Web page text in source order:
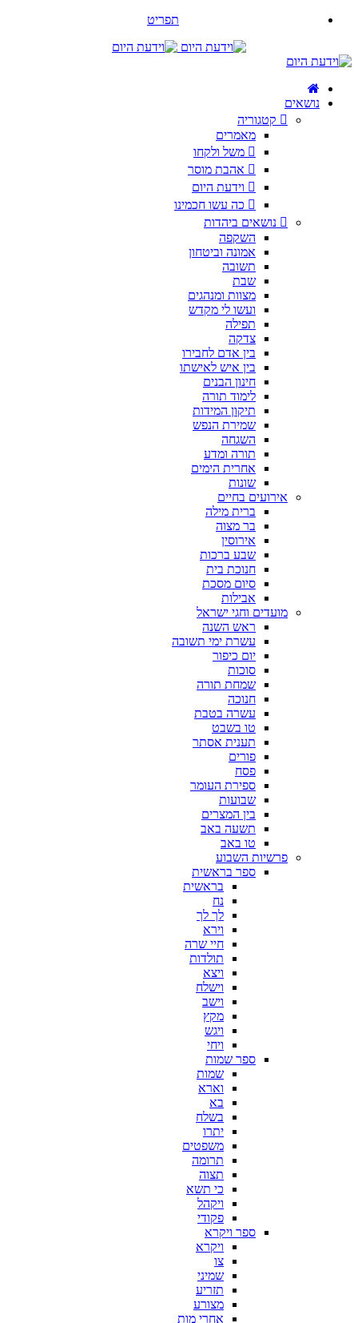
תפריט
נושאים
קטגוריה
מאמרים
משל ולקחו
אהבת מוסר
וידעת היום
כה עשו חכמינו
נושאים ביהדות
השקפה
אמונה וביטחון
תשובה
שבת
מצוות ומנהגים
ועשו לי מקדש
תפילה
צדקה
בין אדם לחבירו
בין איש לאישתו
חינון הבנים
לימוד תורה
תיקון המידות
שמירת הנפש
השגחה
תורה ומדע
אחרית הימים
שונות
אירועים בחיים
ברית מילה
בר מצוה
אירוסין
שבע ברכות
חנוכת בית
סיום מסכת
אבילות
מועדים וחגי ישראל
ראש השנה
עשרת ימי תשובה
יום כיפור
סוכות
שמחת תורה
חנוכה
עשרה בטבת
טו בשבט
תענית אסתר
פורים
פסח
ספירת העומר
שבועות
בין המצרים
תשעה באב
טו באב
פרשיות השבוע
ספר בראשית
בראשית
נח
לך לך
וירא
חיי שרה
תולדות
ויצא
וישלח
וישב
מקץ
ויגש
ויחי
ספר שמות
שמות
וארא
בא
בשלח
יתרו
משפטים
תרומה
תצוה
כי תשא
ויקהל
פקודי
ספר ויקרא
ויקרא
צו
שמיני
תזריע
מצורע
אחרי מות